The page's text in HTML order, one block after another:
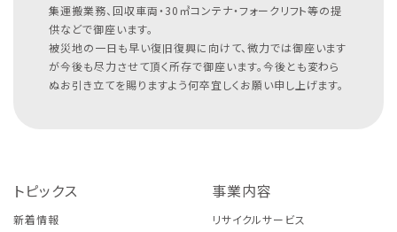
集運搬業務、回収車両・30㎥コンテナ・フォークリフト等の提
供などで御座います。
被災地の一日も早い復旧復興に向けて、微力では御座います
が今後も尽力させて頂く所存で御座います。今後とも変わら
ぬお引き立てを賜りますよう何卒宜しくお願い申し上げます。
トピックス
新着情報
事業内容
リサイクルサービス